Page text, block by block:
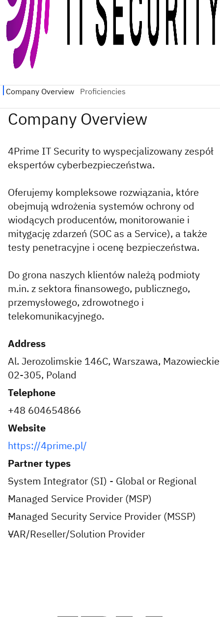
4Prime IT Security to wyspecjalizowany zespół
ekspertów cyberbezpieczeństwa.
Oferujemy kompleksowe rozwiązania, które
obejmują wdrożenia systemów ochrony od
wiodących producentów, monitorowanie i
mitygację zdarzeń (SOC as a Service), a także
testy penetracyjne i ocenę bezpieczeństwa.
Do grona naszych klientów należą podmioty
m.in. z sektora finansowego, publicznego,
przemysłowego, zdrowotnego i
telekomunikacyjnego.
Address
Al. Jerozolimskie 146C, Warszawa, Mazowieckie
02-305, Poland
Telephone
+48 604654866
Website
https://4prime.pl/
Partner types
System Integrator (SI) - Global or Regional
Managed Service Provider (MSP)
Managed Security Service Provider (MSSP)
VAR/Reseller/Solution Provider